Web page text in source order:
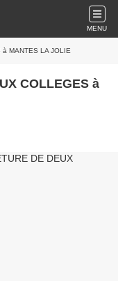
MENU
à MANTES LA JOLIE
COLLEGES à